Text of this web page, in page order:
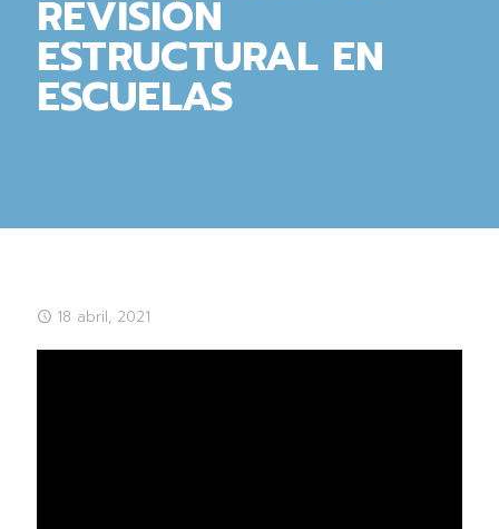
REVISIÓN
ESTRUCTURAL EN
ESCUELAS
18 abril, 2021